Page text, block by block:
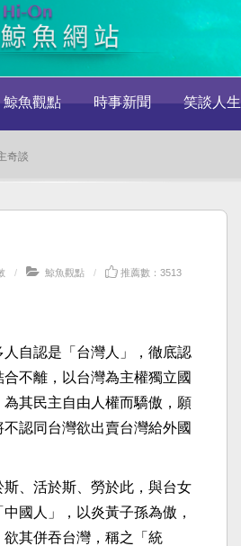
鯨魚觀點 時事新聞 笑談人生
奇談
鯨魚觀點 推薦數：3513
自認是「台灣人」，徹底認
不離，以台灣為主權獨立國
其民主自由人權而驕傲，願
認同台灣欲出賣台灣給外國
斯、活於斯、勞於此，與台女
國人」，以炎黃子孫為傲，
欲其併吞台灣，稱之「統